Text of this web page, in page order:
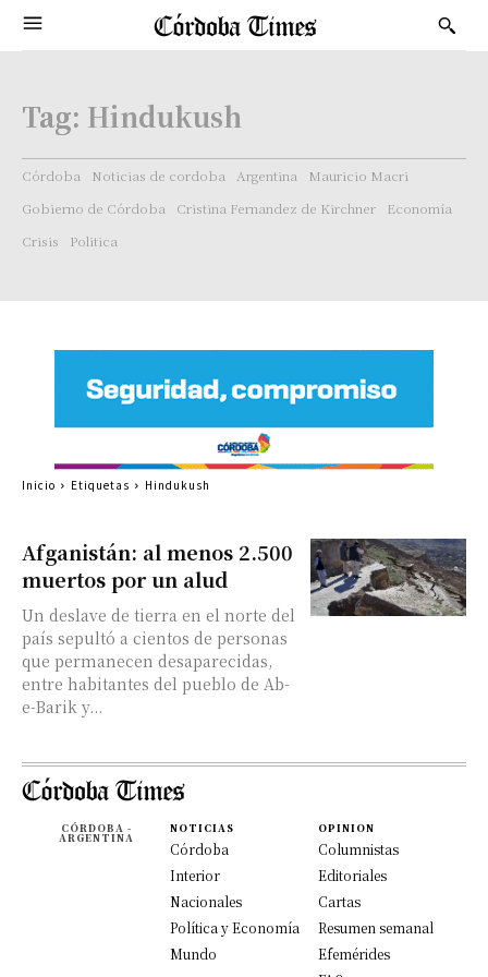
Tag: Hindukush
Córdoba Noticias de cordoba Argentina
Mauricio Macri
Gobierno de Córdoba
Cristina Fernandez de Kirchner
Economía
Crisis
Politica
Afganistán: al menos 2.500
muertos por un alud
Un deslave de tierra en el norte del
país sepultó a cientos de personas
que permanecen desaparecidas,
entre habitantes del pueblo de Ab-
e-Barik y...
Inicio Etiquetas Hindukush
CÓRDOBA -
ARGENTINA
NOTICIAS
Córdoba
Interior
Nacionales
Política y Economía
Mundo
OPINION
Columnistas
Editoriales
Cartas
Resumen semanal
Efemérides